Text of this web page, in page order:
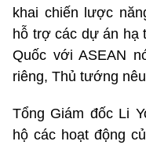
khai chiến lược
hỗ trợ các dự án hạ
Quốc với ASEAN
riêng, Thủ tướng
Tổng Giám đốc Li
hộ các hoạt động